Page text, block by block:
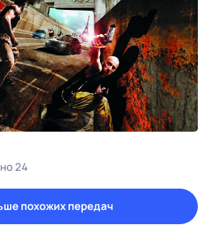
24
похожих передач